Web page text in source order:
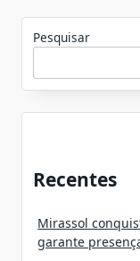
Pesquisar
Recentes
Mirassol
garante